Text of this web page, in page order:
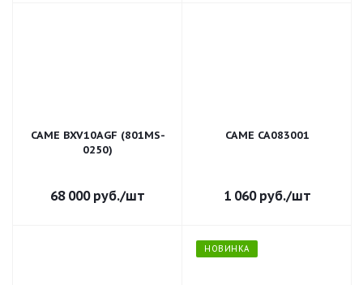
CAME BXV10AGF (801MS-
0250)
68 000руб./шт
CAME CA083001
1 060руб./шт
НОВИНКА